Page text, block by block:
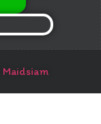
Maidsiam